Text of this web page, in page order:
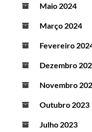
Maio 2024
Março 2024
Fevereiro
Dezembro
Novembro
Outubro 2023
Julho 2023